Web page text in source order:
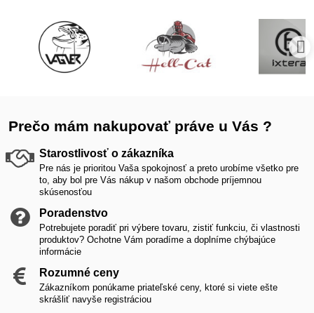
Prečo mám nakupovať práve u Vás ?
Starostlivosť o zákazníka
Pre nás je prioritou Vaša spokojnosť a preto urobíme všetko pre
to, aby bol pre Vás nákup v našom obchode príjemnou
skúsenosťou
Poradenstvo
Potrebujete poradiť pri výbere tovaru, zistiť funkciu, či vlastnosti
produktov? Ochotne Vám poradíme a doplníme chýbajúce
informácie
Rozumné ceny
Zákazníkom ponúkame priateľské ceny, ktoré si viete ešte
skrášliť navyše registráciou